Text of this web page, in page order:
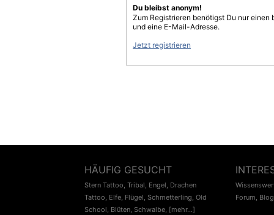
Du bleibst anonym!
Zum Registrieren benötigst Du nur einen
und eine E-Mail-Adresse.
Jetzt registrieren
HÄUFIG GESUCHT
Stern Tattoo, Tribal, Engel, Drachen
Tattoo, Elfe, Flügel, Schmetterling, Old
School, Blüten, Schwalbe, [mehr...]
Forum, Blog